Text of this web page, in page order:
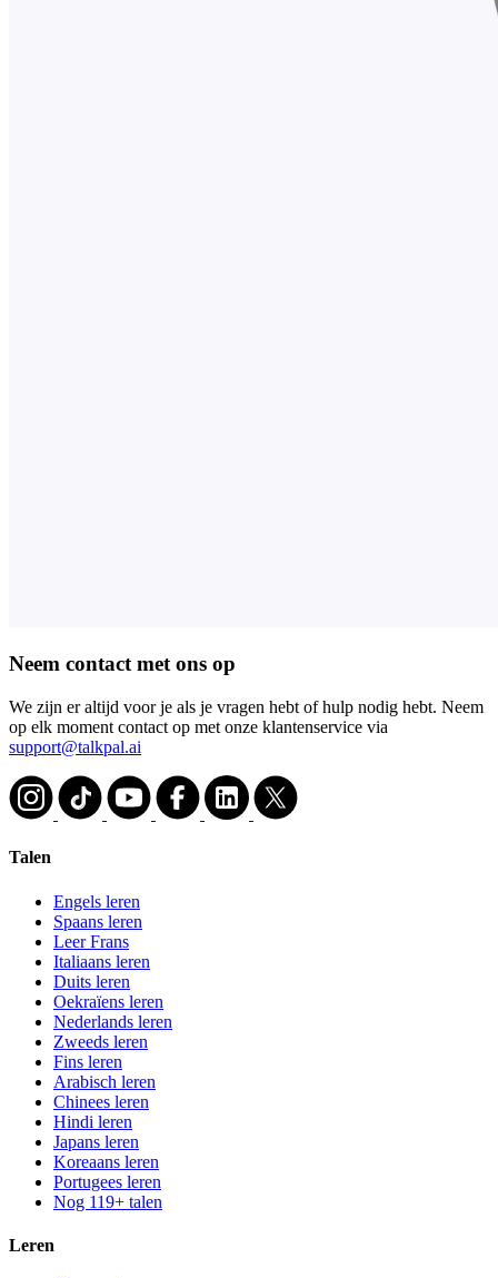
Neem contact met ons op
We zijn er altijd voor je als je vragen hebt of hulp nodig hebt. Neem
op elk moment contact op met onze klantenservice via
support@talkpal.ai
Talen
Engels leren
Spaans leren
Leer Frans
Italiaans leren
Duits leren
Oekraïens leren
Nederlands leren
Zweeds leren
Fins leren
Arabisch leren
Chinees leren
Hindi leren
Japans leren
Koreaans leren
Portugees leren
Nog 119+ talen
Leren